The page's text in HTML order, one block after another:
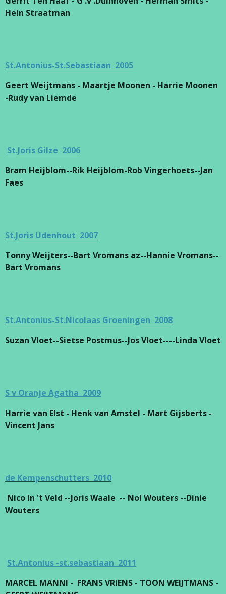
Hein Straatman
St.Antonius-St.Sebastiaan 2005
Geert Weijtmans - Maartje Moonen - Harrie Moonen
-Rudy van Liemde
St.Joris Gilze 2006
Bram Heijblom--Rik Heijblom-Rob Vingerhoets--Jan
Faes
St.Joris Udenhout 2007
Tonny Weijters--Bart Vromans az--Hannie Vromans--
Bart Vromans
St.Antonius-St.Nicolaas Groeningen 2008
Suzan Vloet--Sietse Postmus--Jos Vloet----Linda Vloet
S v Oranje Agatha 2009
Harrie van Elst - Henk van Amstel - Mart Gijsberts -
Vincent Jans
de Kempenschutters 2010
Nico in 't Veld --Joris Waale -- Nol Wouters --Dinie
Wouters
St.Antonius -st.sebastiaan 2011
MARCEL MANNI - FRANS VRIENS - TOON WEIJTMANS -